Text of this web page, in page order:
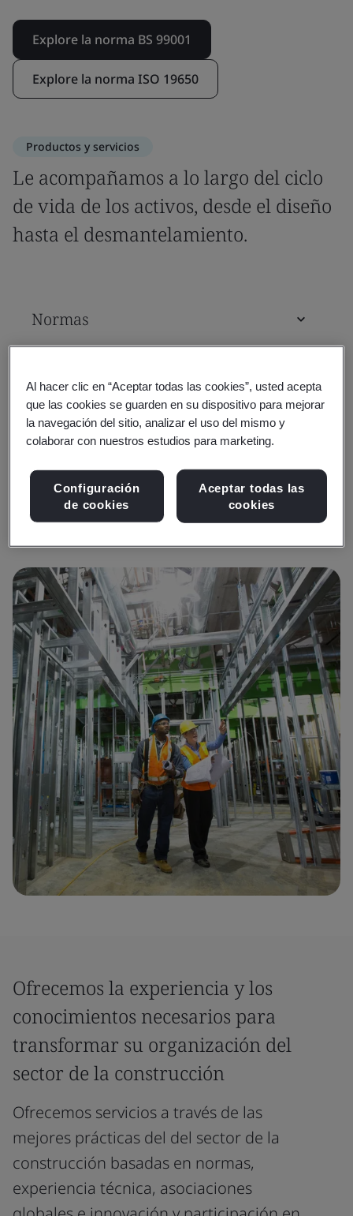
Explore la norma BS 99001
Explore la norma ISO 19650
Productos y servicios
Le acompañamos a lo largo del ciclo
de vida de los activos, desde el diseño
hasta el desmantelamiento.
Normas
Cursos de formación y
certificaciones profesionales
Evaluación y certificación
Herramientas
Ofrecemos la experiencia y los
conocimientos necesarios para
transformar su organización del
sector de la construcción
Ofrecemos servicios a través de las
mejores prácticas del del sector de la
construcción basadas en normas,
experiencia técnica, asociaciones
Al hacer clic en “Aceptar todas las cookies”, usted acepta
que las cookies se guarden en su dispositivo para mejorar
la navegación del sitio, analizar el uso del mismo y
colaborar con nuestros estudios para marketing.
Configuración
de cookies
Aceptar todas las
cookies